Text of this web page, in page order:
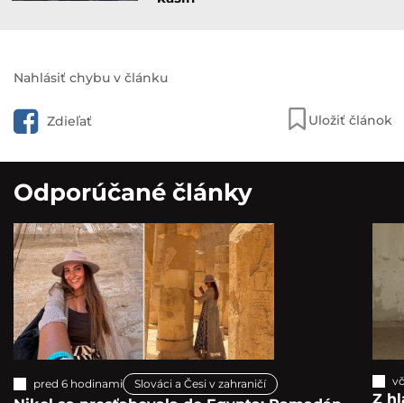
Nahlásiť chybu v článku
Zdieľať Uložiť článok
Odporúčané články
pred 6 hodinami Slováci a Česi v zahraničí
Z